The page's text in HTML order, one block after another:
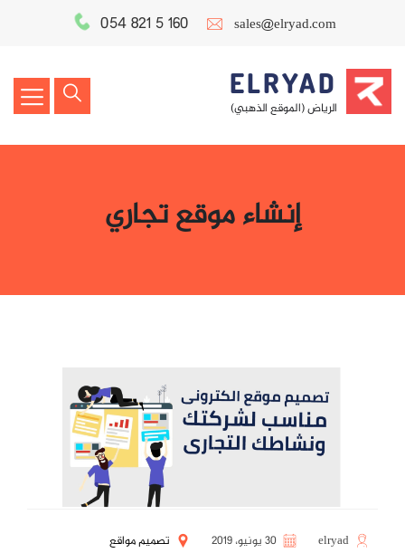
sales@elryad.com
054 821 5 160
ELRYAD
الرياض (الموقع الذهبي)
إنشاء موقع تجاري
elryad 30 يونيو، 2019 تصميم مواقع